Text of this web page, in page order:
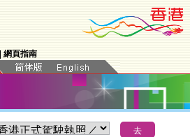
網頁指南